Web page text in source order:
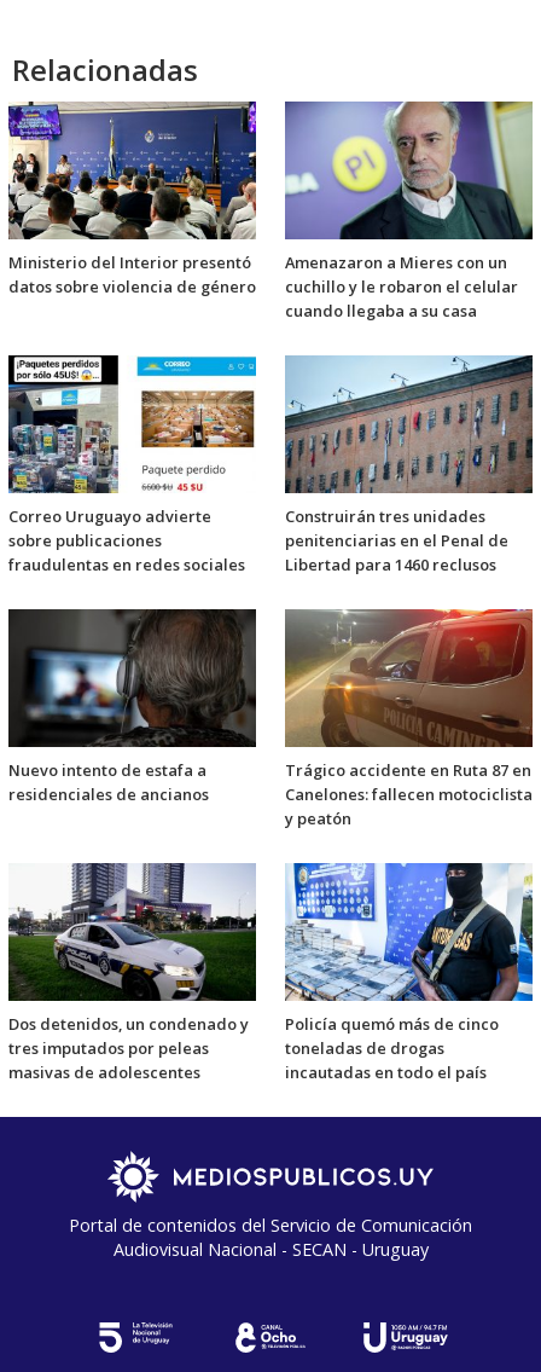
Relacionadas
Ministerio del Interior presentó
datos sobre violencia de género
Amenazaron a Mieres con un
cuchillo y le robaron el celular
cuando llegaba a su casa
Correo Uruguayo advierte
sobre publicaciones
fraudulentas en redes sociales
Construirán tres unidades
penitenciarias en el Penal de
Libertad para 1460 reclusos
Nuevo intento de estafa a
residenciales de ancianos
Trágico accidente en Ruta 87 en
Canelones: fallecen motociclista
y peatón
Dos detenidos, un condenado y
tres imputados por peleas
masivas de adolescentes
Policía quemó más de cinco
toneladas de drogas
incautadas en todo el país
Portal de contenidos del Servicio de Comunicación
Audiovisual Nacional - SECAN - Uruguay